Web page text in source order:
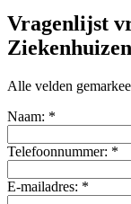
Vragenlijst
Alle velden
Naam: *
Telefoonnummer: *
E-mailadres: *